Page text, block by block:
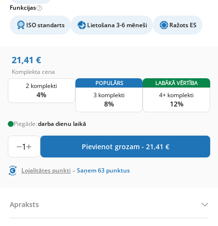
Funkcijas
ISO standarts Lietošana 3-6 mēneši Ražots ES
21,41 €
Komplekta cena
2 komplekti
4%
POPULĀRS
3 komplekti
8%
LABĀKĀ VĒRTĪBA
4+ komplekti
12%
Piegāde:darba dienu laikā
1 Pievienot grozam - 21,41 €
Lojalitātes punkti - Saņem63 punktus
Apraksts